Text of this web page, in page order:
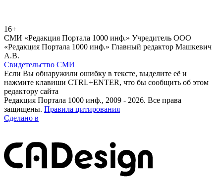
16+
СМИ «Редакция Портала 1000 инф.» Учредитель ООО
«Редакция Портала 1000 инф.» Главный редактор Машкевич
А.В.
Свидетельство СМИ
Если Вы обнаружили ошибку в тексте, выделите её и
нажмите клавиши CTRL+ENTER, что бы сообщить об этом
редактору сайта
Редакция Портала 1000 инф., 2009 - 2026. Все права
защищены. Правила цитирования
Сделано в